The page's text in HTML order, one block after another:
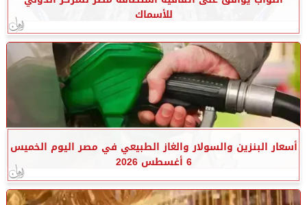
للأسماك
أسعار البنزين والسولار والغاز الطبيعي في مصر اليوم الخميس
6 أغسطس 2026